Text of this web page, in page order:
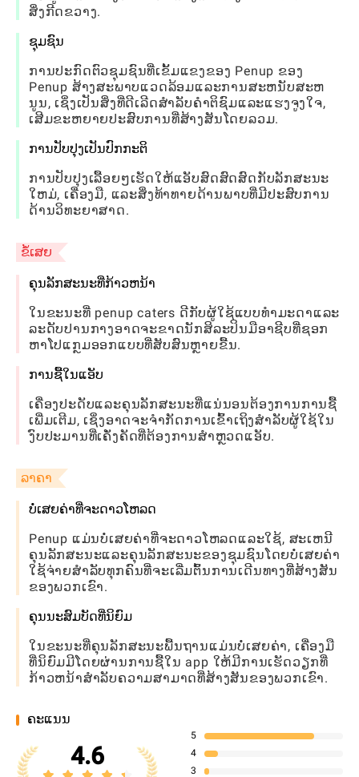
ສິ່ງກີດຂວາງ.
ຊຸມຊົນ
ການປະກົດຕົວຊຸມຊົນທີ່ເຂັ້ມແຂງຂອງ Penup ຂອງ
Penup ສ້າງສະພາບແວດລ້ອມແລະການສະຫນັບສະຫ
ນູນ, ເຊິ່ງເປັນສິ່ງທີ່ດີເລີດສໍາລັບຄໍາຕິຊົມແລະແຮງຈູງໃຈ,
ເສີມຂະຫຍາຍປະສົບການທີ່ສ້າງສັນໂດຍລວມ.
ການປັບປຸງເປັນປົກກະຕິ
ການປັບປຸງເລື້ອຍໆເຮັດໃຫ້ແອັບສົດສົດສົດກັບລັກສະນະ
ໃຫມ່, ເຄື່ອງມື, ແລະສິ່ງທ້າທາຍດ້ານພາບທີ່ມີປະສົບການ
ດ້ານວິທະຍາສາດ.
ຂໍ້ເສຍ
ຄຸນລັກສະນະທີ່ກ້າວຫນ້າ
ໃນຂະນະທີ່ penup caters ດີກັບຜູ້ໃຊ້ແບບທໍາມະດາແລະ
ລະດັບປານກາງອາດຈະຂາດນັກສິລະປິນມືອາຊີບທີ່ຊອກ
ຫາໂປແກຼມອອກແບບທີ່ສັບສົນຫຼາຍຂື້ນ.
ການຊື້ໃນແອັບ
ເຄື່ອງປະດັບແລະຄຸນລັກສະນະທີ່ແນ່ນອນຕ້ອງການການຊື້
ເພີ່ມເຕີມ, ເຊິ່ງອາດຈະຈໍາກັດການເຂົ້າເຖິງສໍາລັບຜູ້ໃຊ້ໃນ
ງົບປະມານທີ່ເຄັ່ງຄັດທີ່ຕ້ອງການສໍາຫຼວດແອັບ.
ລາຄາ
ບໍ່ເສຍຄ່າທີ່ຈະດາວໂຫລດ
Penup ແມ່ນບໍ່ເສຍຄ່າທີ່ຈະດາວໂຫລດແລະໃຊ້, ສະເຫນີ
ຄຸນລັກສະນະແລະຄຸນລັກສະນະຂອງຊຸມຊົນໂດຍບໍ່ເສຍຄ່າ
ໃຊ້ຈ່າຍສໍາລັບທຸກຄົນທີ່ຈະເລີ່ມຕົ້ນການເດີນທາງທີ່ສ້າງສັນ
ຂອງພວກເຂົາ.
ຄຸນນະສົມບັດທີ່ນິຍົມ
ໃນຂະນະທີ່ຄຸນລັກສະນະພື້ນຖານແມ່ນບໍ່ເສຍຄ່າ, ເຄື່ອງມື
ທີ່ນິຍົມມີໂດຍຜ່ານການຊື້ໃນ app ໃຫ້ມີການເຮັດວຽກທີ່
ກ້າວຫນ້າສໍາລັບຄວາມສາມາດທີ່ສ້າງສັນຂອງພວກເຂົາ.
ຄະແນນ
4.6
5
4
3